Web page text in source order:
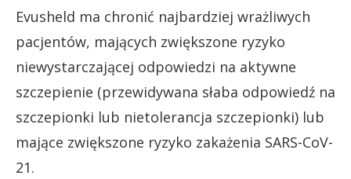
Evusheld ma chronić najbardziej wrażliwych
pacjentów, mających zwiększone ryzyko
niewystarczającej odpowiedzi na aktywne
szczepienie (przewidywana słaba odpowiedź na
szczepionki lub nietolerancja szczepionki) lub
mające zwiększone ryzyko zakażenia SARS-CoV-
21.